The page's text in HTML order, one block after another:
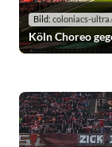
Bild: coloniacs-
Köln Choreo